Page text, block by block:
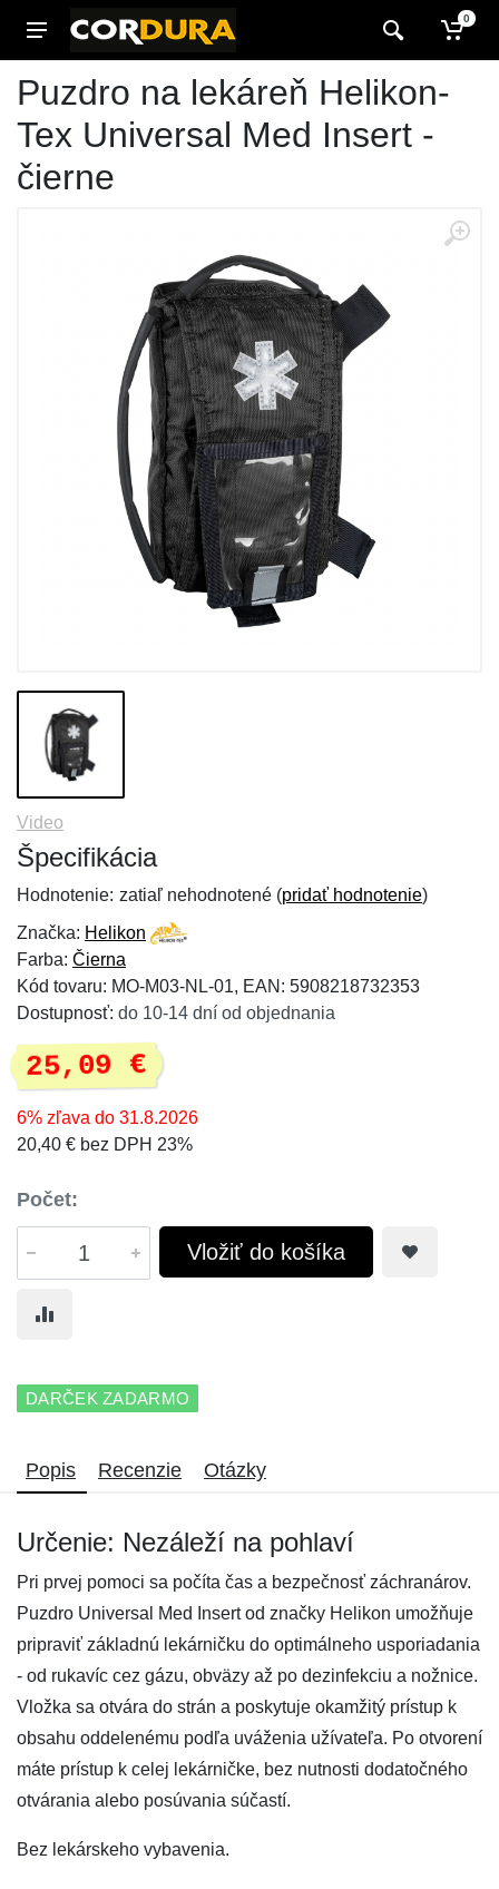
0
Puzdro na lekáreň Helikon-
Tex Universal Med Insert -
čierne
Video
Špecifikácia
Hodnotenie: zatiaľ nehodnotené (pridať hodnotenie)
Značka: Helikon
Farba: Čierna
Kód tovaru: MO-M03-NL-01, EAN: 5908218732353
Dostupnosť: do 10-14 dní od objednania
25,09 €
6% zľava do 31.8.2026
20,40 € bez DPH 23%
Počet:
Vložiť do košíka
DARČEK ZADARMO
Popis Recenzie Otázky
Určenie: Nezáleží na pohlaví
Pri prvej pomoci sa počíta čas a bezpečnosť záchranárov.
Puzdro Universal Med Insert od značky Helikon umožňuje
pripraviť základnú lekárničku do optimálneho usporiadania
- od rukavíc cez gázu, obväzy až po dezinfekciu a nožnice.
Vložka sa otvára do strán a poskytuje okamžitý prístup k
obsahu oddelenému podľa uváženia užívateľa. Po otvorení
máte prístup k celej lekárničke, bez nutnosti dodatočného
otvárania alebo posúvania súčastí.
Bez lekárskeho vybavenia.